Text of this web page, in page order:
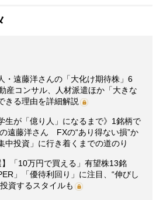
・遠藤洋さんの「大化け期待株」6
産コンサル、人材派遣ほか「大きな
きる理由を詳細解説
生が「億り人」になるまで》1銘柄で
遠藤洋さん FXの“あり得ない損”か
中投資」に行き着くまでの道のり
】「10万円で買える」有望株13銘
」「優待利回り」に注目、“伸びし
資するスタイルも